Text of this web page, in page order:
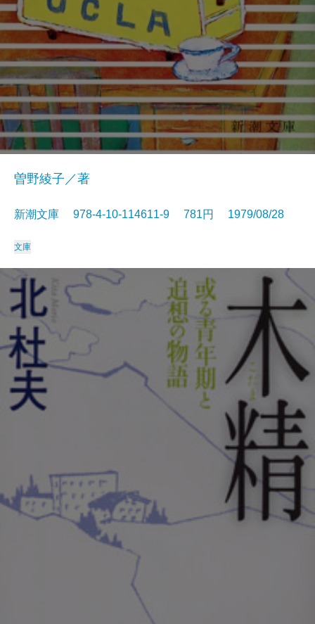
曽野綾子／著
新潮文庫 978-4-10-114611-9 781円 1979/08/28
文庫